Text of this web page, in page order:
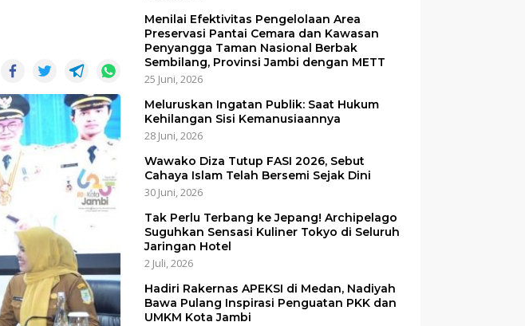
Menilai Efektivitas Pengelolaan Area
Preservasi Pantai Cemara dan Kawasan
Penyangga Taman Nasional Berbak
Sembilang, Provinsi Jambi dengan METT
25 Juni, 2026
Meluruskan Ingatan Publik: Saat Hukum
Kehilangan Sisi Kemanusiaannya
28 Juni, 2026
Wawako Diza Tutup FASI 2026, Sebut
Cahaya Islam Telah Bersemi Sejak Dini
30 Juni, 2026
Tak Perlu Terbang ke Jepang! Archipelago
Suguhkan Sensasi Kuliner Tokyo di Seluruh
Jaringan Hotel
2 Juli, 2026
Hadiri Rakernas APEKSI di Medan, Nadiyah
Bawa Pulang Inspirasi Penguatan PKK dan
UMKM Kota Jambi